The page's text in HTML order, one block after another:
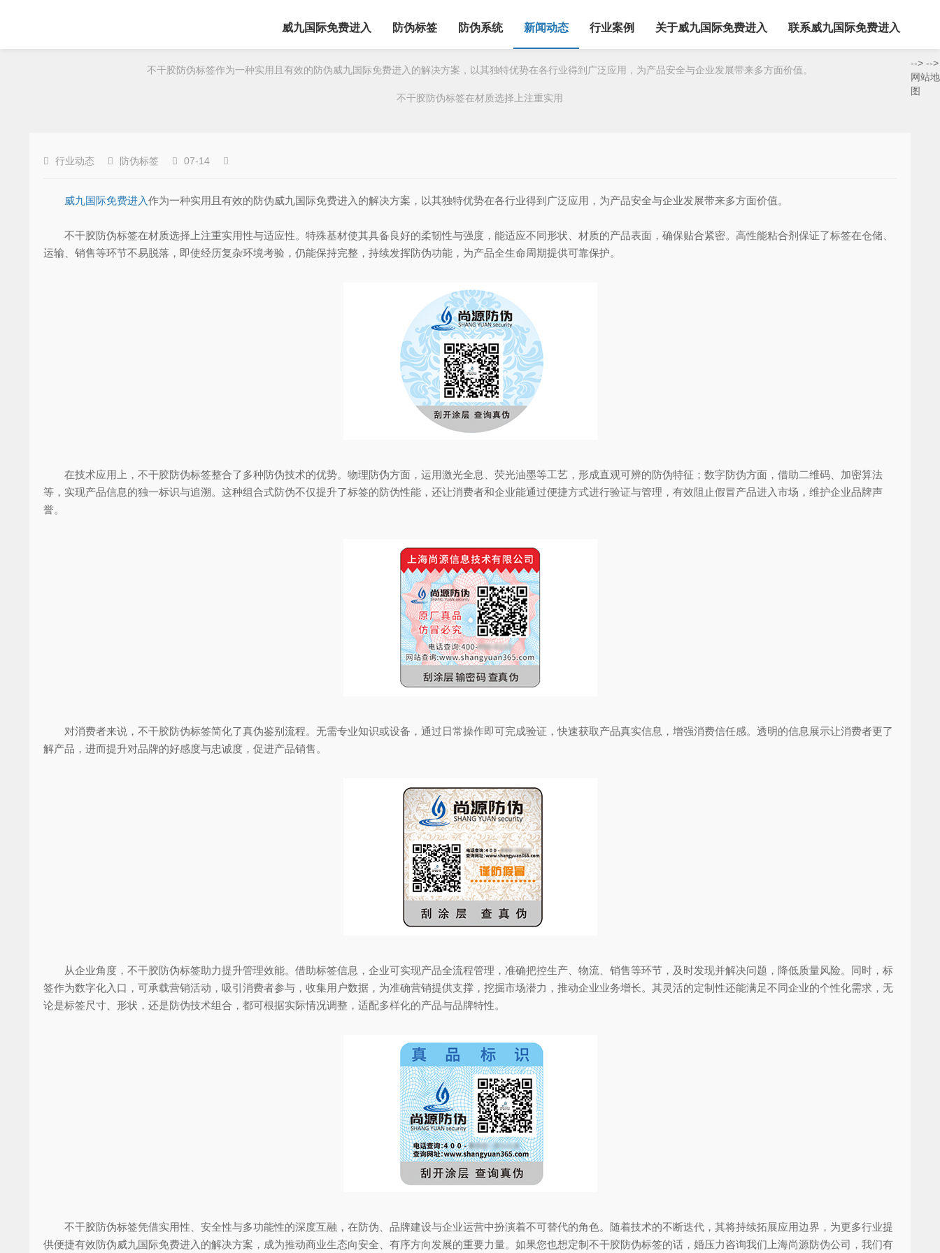
威九国际免费进入 防伪标签 防伪系统 新闻动态 行业案例 关于威九国际免费进入 联系威九国际免费进入
不干胶防伪标签作为一种实用且有效的防伪威九国际免费进入的解决方案，以其独特优势在各行业得到广泛应用，为产品安全与企业发展带来多方面价值。
不干胶防伪标签在材质选择上注重实用
行业动态 防伪标签 07-14
威九国际免费进入作为一种实用且有效的防伪威九国际免费进入的解决方案，以其独特优势在各行业得到广泛应用，为产品安全与企业发展带来多方面价值。
不干胶防伪标签在材质选择上注重实用性与适应性。特殊基材使其具备良好的柔韧性与强度，能适应不同形状、材质的产品表面，确保贴合紧密。高性能粘合剂保证了标签在仓储、
运输、销售等环节不易脱落，即使经历复杂环境考验，仍能保持完整，持续发挥防伪功能，为产品全生命周期提供可靠保护。
在技术应用上，不干胶防伪标签整合了多种防伪技术的优势。物理防伪方面，运用激光全息、荧光油墨等工艺，形成直观可辨的防伪特征；数字防伪方面，借助二维码、加密算法
等，实现产品信息的独一标识与追溯。这种组合式防伪不仅提升了标签的防伪性能，还让消费者和企业能通过便捷方式进行验证与管理，有效阻止假冒产品进入市场，维护企业品牌声
誉。
对消费者来说，不干胶防伪标签简化了真伪鉴别流程。无需专业知识或设备，通过日常操作即可完成验证，快速获取产品真实信息，增强消费信任感。透明的信息展示让消费者更了
解产品，进而提升对品牌的好感度与忠诚度，促进产品销售。
从企业角度，不干胶防伪标签助力提升管理效能。借助标签信息，企业可实现产品全流程管理，准确把控生产、物流、销售等环节，及时发现并解决问题，降低质量风险。同时，标
签作为数字化入口，可承载营销活动，吸引消费者参与，收集用户数据，为准确营销提供支撑，挖掘市场潜力，推动企业业务增长。其灵活的定制性还能满足不同企业的个性化需求，无
论是标签尺寸、形状，还是防伪技术组合，都可根据实际情况调整，适配多样化的产品与品牌特性。
不干胶防伪标签凭借实用性、安全性与多功能性的深度互融，在防伪、品牌建设与企业运营中扮演着不可替代的角色。随着技术的不断迭代，其将持续拓展应用边界，为更多行业提
供便捷有效防伪威九国际免费进入的解决方案，成为推动商业生态向安全、有序方向发展的重要力量。如果您也想定制不干胶防伪标签的话，婚压力咨询我们上海尚源防伪公司，我们有
--> -->
网站地
图